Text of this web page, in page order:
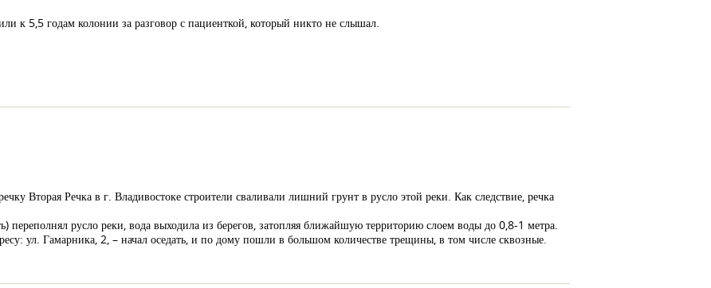
к 5,5 годам колонии за разговор с пациенткой, который никто не слышал.
Вторая Речка в г. Владивостоке строители сваливали лишний грунт в русло этой реки. Как следствие, речка
русло реки, вода выходила из берегов, затопляя ближайшую территорию слоем воды до 0,8-1 метра.
ул. Гамарника, 2, – начал оседать, и по дому пошли в большом количестве трещины, в том числе сквозные.